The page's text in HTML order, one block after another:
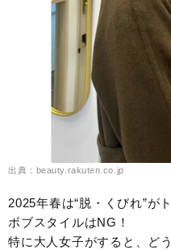
出典：beauty.rakuten.co.jp
2025年春は“脱・くびれ”が
ボブスタイルはNG！
特に大人女子がすると、ど